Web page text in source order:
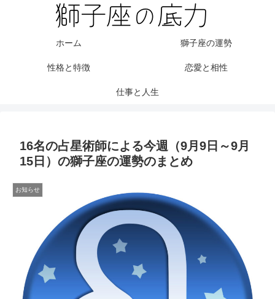
ホーム 獅子座の運勢
性格と特徴 恋愛と相性
仕事と人生
16名の占星術師による今週（9月9日～9月
15日）の獅子座の運勢のまとめ
お知らせ